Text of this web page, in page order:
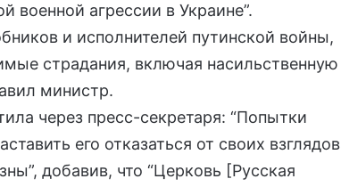
агрессии в Украине”.
и исполнителей путинской войны,
страдания, включая насильственную
министр.
через пресс-секретаря: “Попытки
его отказаться от своих взглядов
добавив, что “Церковь [Русская